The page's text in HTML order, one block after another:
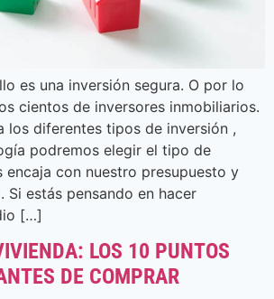
es una inversión segura. O por lo
cientos de inversores inmobiliarios.
los diferentes tipos de inversión ,
podremos elegir el tipo de
encaja con nuestro presupuesto y
estás pensando en hacer
[…]
LOS 10 PUNTOS
DE COMPRAR